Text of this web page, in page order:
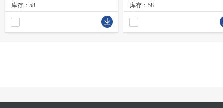
库存：58 库存：58